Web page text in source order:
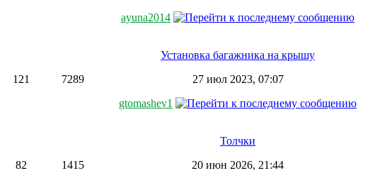
ayuna2014
121 7289
Установка багажника на крышу
27 июл 2023, 07:07
gtomashev1
82 1415
Толчки
20 июн 2026, 21:44